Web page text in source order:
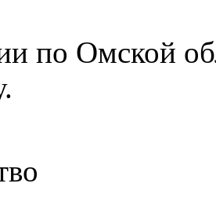
по Омской